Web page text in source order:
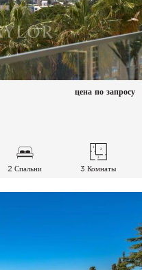
цена по запросу
2 Спальни 3 Комнаты